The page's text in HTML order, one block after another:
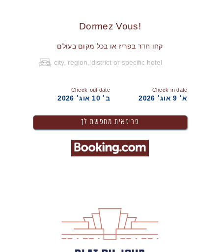
!Dormez Vous
קחו חדר בפריז או בכל מקום בעולם
Check-in date
א׳ 9 אוג׳ 2026
Check-out date
ב׳ 10 אוג׳ 2026